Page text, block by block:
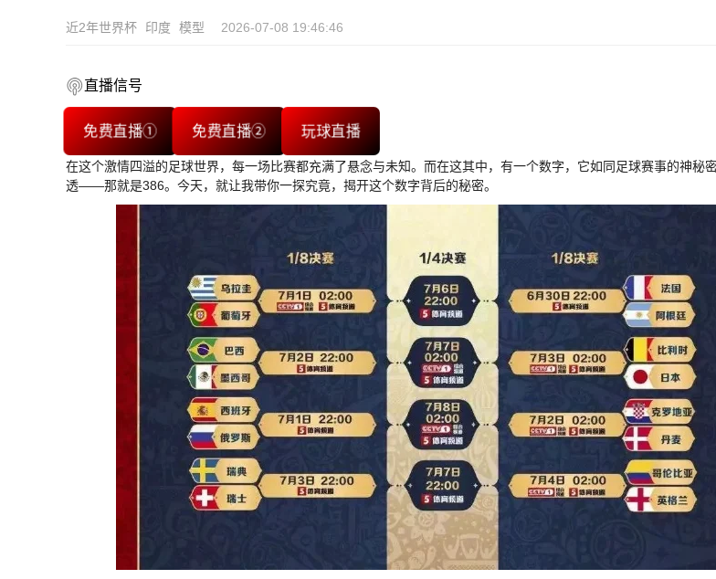
近2年世界杯 印度 模型 2026-07-08 19:46:46
直播信号
免费直播① 免费直播② 玩球直播
在这个激情四溢的足球世界，每一场比赛都充满了悬念与未知。而在这其中，有一个数字，它如同足球赛事的神秘
透——那就是386。今天，就让我带你一探究竟，揭开这个数字背后的秘密。